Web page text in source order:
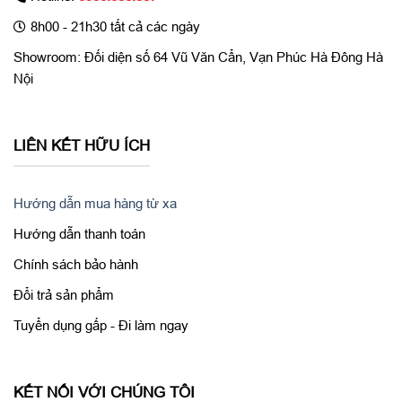
bàn phím Magic Keyboard mới, thứ mà trước đây chỉ có trên
các mẫu iPad Pro 2018 trở lên mới hỗ trợ phụ kiện bàn phím
đắt tiền của Apple.
đó khi không còn sử dụng cổng Lightnig truyền thống, mà thay
8h00 - 21h30 tất cả các ngày
Showroom: Đối diện số 64 Vũ Văn Cẩn, Vạn Phúc Hà Đông Hà
Nội
LIÊN KẾT HỮU ÍCH
Hướng dẫn mua hàng từ xa
Hướng dẫn thanh toán
Chính sách bảo hành
Đổi trả sản phẩm
Tuyển dụng gấp - Đi làm ngay
KẾT NỐI VỚI CHÚNG TÔI